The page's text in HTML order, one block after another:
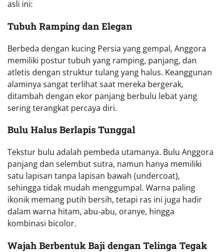
asli ini:
Tubuh Ramping dan Elegan
Berbeda dengan kucing Persia yang gempal, Anggora
memiliki postur tubuh yang ramping, panjang, dan
atletis dengan struktur tulang yang halus. Keanggunan
alaminya sangat terlihat saat mereka bergerak,
ditambah dengan ekor panjang berbulu lebat yang
sering terangkat percaya diri.
Bulu Halus Berlapis Tunggal
Tekstur bulu adalah pembeda utamanya. Bulu Anggora
panjang dan selembut sutra, namun hanya memiliki
satu lapisan tanpa lapisan bawah (undercoat),
sehingga tidak mudah menggumpal. Warna paling
ikonik memang putih bersih, tetapi ras ini juga hadir
dalam warna hitam, abu-abu, oranye, hingga
kombinasi bicolor.
Wajah Berbentuk Baji dengan Telinga Tegak